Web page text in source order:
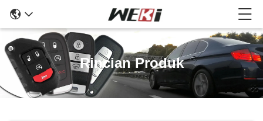
Rincian Produk